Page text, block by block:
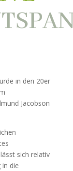
in den 20er
Jacobson
sich relativ
die